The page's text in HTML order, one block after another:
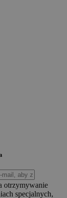
otrzymywanie
specjalnych,